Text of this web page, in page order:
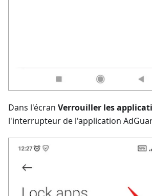
Dans l'écran Verrouiller les
l'interrupteur de l'application